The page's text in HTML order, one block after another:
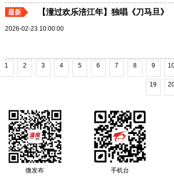
【潼过欢乐涪江年】独唱《刀马旦》
2026-02-23 10:00:00
1 2 3 4 5 6 7 8 9
19
微发布 手机台